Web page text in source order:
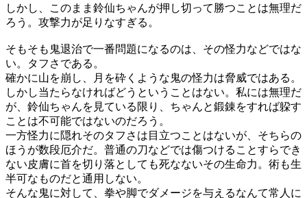
しかし、このまま鈴仙ちゃんが押し切って勝つことは無理だ
ろう。攻撃力が足りなすぎる。
そもそも鬼退治で一番問題になるのは、その怪力などではな
い。タフさである。
確かに山を崩し、月を砕くような鬼の怪力は脅威ではある。
しかし当たらなければどうということはない。私には無理だ
が、鈴仙ちゃんを見ている限り、ちゃんと鍛錬をすれば躱す
ことは不可能ではないのだろう。
一方怪力に隠れそのタフさは目立つことはないが、そちらの
ほうが数段厄介だ。普通の刀などでは傷つけることすらでき
ない皮膚に首を切り落としても死なないその生命力。術も生
半可なものだと通用しない。
そんな鬼に対して、拳や脚でダメージを与えるなんて常人に